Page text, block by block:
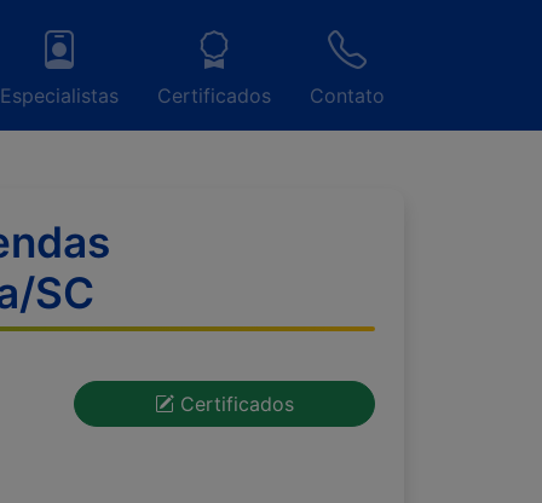
Especialistas Certificados Contato
SC
Certificados